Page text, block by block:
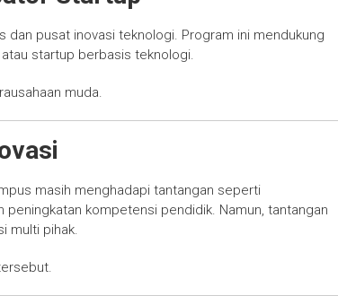
dan pusat inovasi teknologi. Program ini mendukung
startup berbasis teknologi.
muda.
masih menghadapi tantangan seperti
kompetensi pendidik. Namun, tantangan
multi pihak.